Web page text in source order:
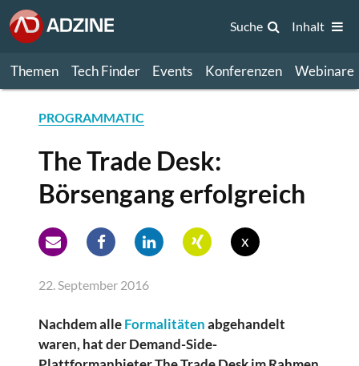
Themen Tech Finder Events Konferenzen Webinare
Suche Inhalt
PROGRAMMATIC
The Trade Desk:
Börsengang erfolgreich
x
22. September 2016
Nachdem alleFormalitätenabgehandelt
waren, hat der Demand-Side-